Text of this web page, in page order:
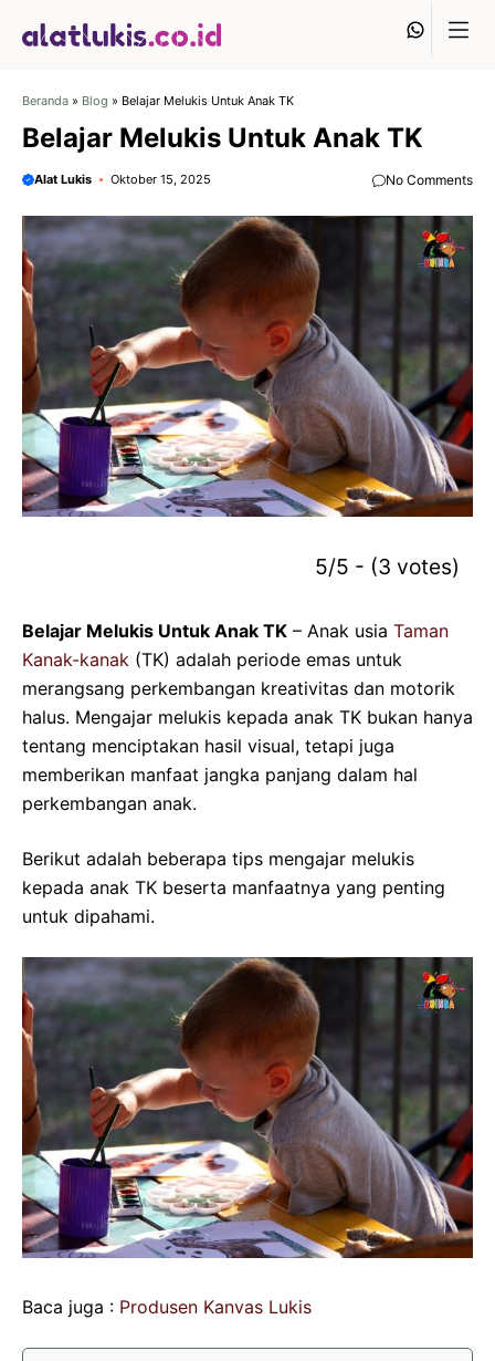
Beranda » Blog » Belajar Melukis Untuk Anak TK
Belajar Melukis Untuk Anak TK
Alat Lukis Oktober 15, 2025 No Comments
5/5 - (3 votes)
Belajar Melukis Untuk Anak TK – Anak usia Taman
Kanak-kanak (TK) adalah periode emas untuk
merangsang perkembangan kreativitas dan motorik
halus. Mengajar melukis kepada anak TK bukan hanya
tentang menciptakan hasil visual, tetapi juga
memberikan manfaat jangka panjang dalam hal
perkembangan anak.
Berikut adalah beberapa tips mengajar melukis
kepada anak TK beserta manfaatnya yang penting
untuk dipahami.
Baca juga : Produsen Kanvas Lukis